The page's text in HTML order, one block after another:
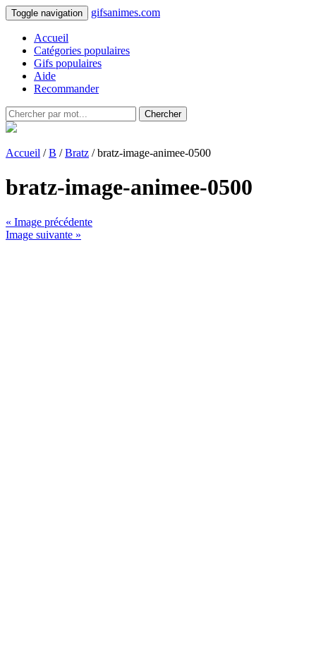
Toggle navigation gifsanimes.com
Accueil
Catégories populaires
Gifs populaires
Aide
Recommander
Chercher
Accueil /B /Bratz / bratz-image-animee-0500
bratz-image-animee-0500
« Image précédente
Image suivante »